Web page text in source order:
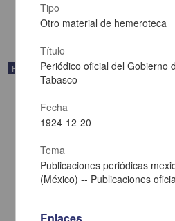
Publicación
Tipo
Otro material de hemeroteca
Título
Periódico oficial del Gobierno
Tabasco
Fecha
1924-12-20
Tema
Publicaciones periódicas
(México) -- Publicaciones